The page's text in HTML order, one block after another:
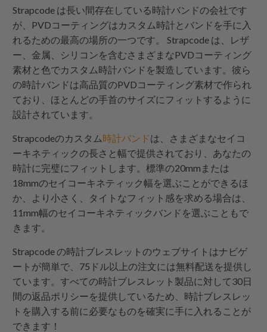
Strapcode は長い間存在している時計バンドの会社です
が、PVDコーティングはカスタム時計とバンドを手に入
れるための最高の場所の一つです。 Strapcode は、レザ
ー、金属、シリコンを含むさまざまなPVDコーティング
素材と色でカスタム時計バンドを製造しています。彼ら
の時計バンドは高品質のPVDコーティング素材で作られ
ており、ほとんどの手首のサイズにフィットするように
設計されています。
Strapcodeのカスタム 時計バンドは、さまざまなセイコ
ーキネティックの長さと幅で提供されており、あなたの
時計に完璧にフィットします。標準の20mmまたは
18mmのセイコーキネティック幅を選ぶことができるほ
か、より小さく、タイトなフィット感を求める場合は、
11mm幅のセイコーキネティックバンドを選ぶこともで
きます。
Strapcodeの時計ブレスレットのウェブサイトはナビゲ
ートが簡単で、75ドル以上の注文には無料配送を提供し
ています。すべての時計ブレスレット製品に対して30日
間の返品ポリシーを提供しているため、時計ブレスレッ
トを購入する前に必要なものを確実に手に入れることが
できます！